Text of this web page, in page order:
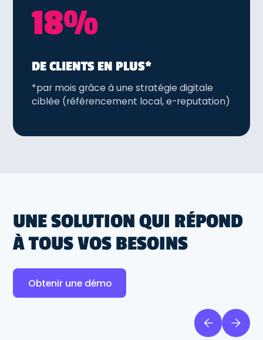
18%
DE CLIENTS EN PLUS*
*par mois grâce à une stratégie digitale
ciblée (référencement local, e-reputation)
UNE SOLUTION QUI RÉPOND
À TOUS VOS BESOINS
Obtenir une démo